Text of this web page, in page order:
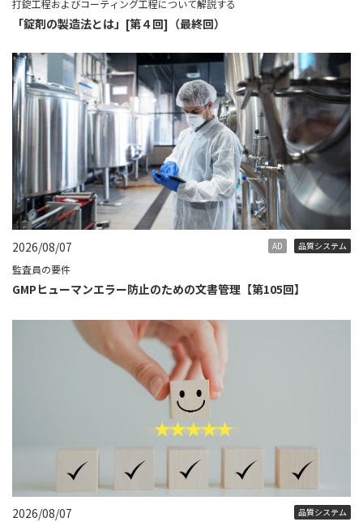
打錠工程およびコーティング工程について解説する
「錠剤の製造法とは」[第４回]（最終回）
2026/08/07 AD 品質システム
監査員の要件
GMPヒューマンエラー防止のための文書管理【第105回】
2026/08/07 品質システム